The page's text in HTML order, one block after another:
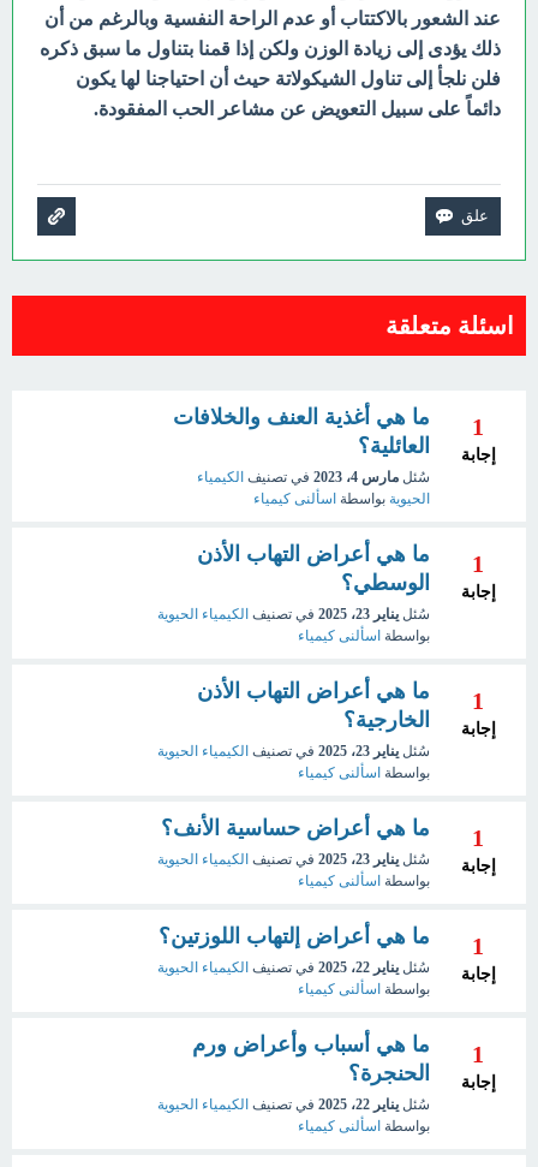
عند الشعور بالاكتتاب أو عدم الراحة النفسية وبالرغم من أن
ذلك يؤدى إلى زيادة الوزن ولكن إذا قمنا بتناول ما سبق ذكره
فلن نلجأ إلى تناول الشيكولاتة حيث أن احتياجنا لها يكون
دائماً على سبيل التعويض عن مشاعر الحب المفقودة.
اسئلة متعلقة
1
إجابة
ما هي أغذية العنف والخلافات
العائلية؟
سُئل مارس 4، 2023 في تصنيف الكيمياء
الحيوية بواسطة اسألنى كيمياء
1
إجابة
ما هي أعراض التهاب الأذن
الوسطي؟
سُئل يناير 23، 2025 في تصنيف الكيمياء الحيوية
بواسطة اسألنى كيمياء
1
إجابة
ما هي أعراض التهاب الأذن
الخارجية؟
سُئل يناير 23، 2025 في تصنيف الكيمياء الحيوية
بواسطة اسألنى كيمياء
1
إجابة
ما هي أعراض حساسية الأنف؟
سُئل يناير 23، 2025 في تصنيف الكيمياء الحيوية
بواسطة اسألنى كيمياء
1
إجابة
ما هي أعراض إلتهاب اللوزتين؟
سُئل يناير 22، 2025 في تصنيف الكيمياء الحيوية
بواسطة اسألنى كيمياء
1
إجابة
ما هي أسباب وأعراض ورم
الحنجرة؟
سُئل يناير 22، 2025 في تصنيف الكيمياء الحيوية
بواسطة اسألنى كيمياء